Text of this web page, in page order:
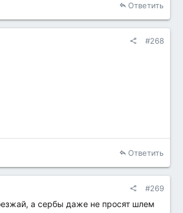
Ответить
#268
Ответить
#269
а сербы даже не просят шлем